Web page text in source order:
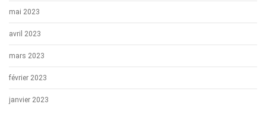
mai 2023
avril 2023
mars 2023
février 2023
janvier 2023